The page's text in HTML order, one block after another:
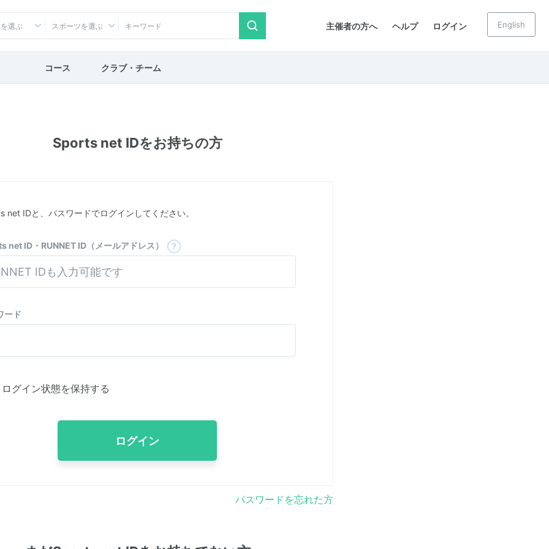
主催者の方へ ヘルプ ログイン
選ぶ スポーツを選ぶ English
コース クラブ・チーム
Sports net IDをお持ちの方
net IDと、パスワードでログインしてください。
net ID・RUNNET ID（メールアドレス）
ード
ログイン状態を保持する
ログイン
パスワードを忘れた方